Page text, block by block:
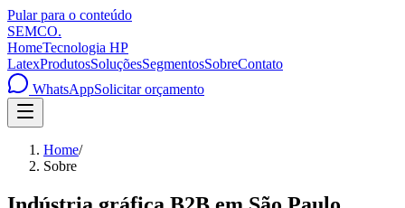
Pular para o conteúdo
SEMCO.
HomeTecnologia HP
LatexProdutosSoluçõesSegmentosSobreContato
WhatsAppSolicitar orçamento
Home/
Sobre